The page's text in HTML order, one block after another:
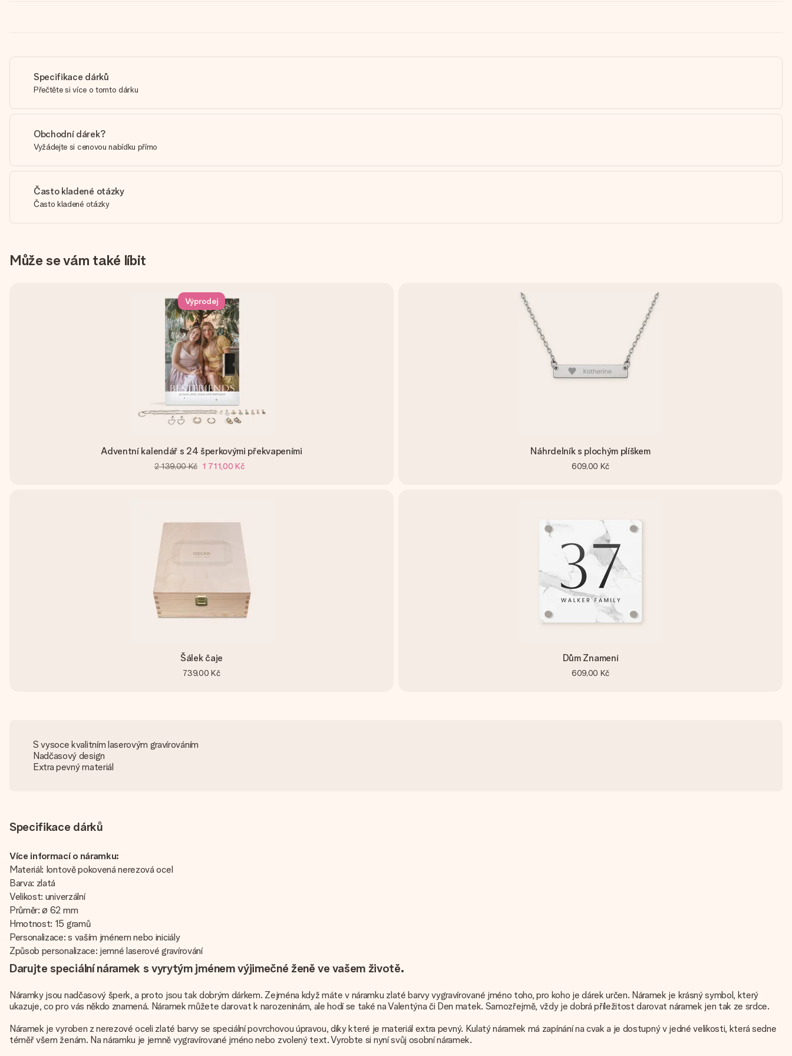
Specifikace dárků
Přečtěte si více o tomto dárku
Obchodní dárek?
Vyžádejte si cenovou nabídku přímo
Často kladené otázky
Často kladené otázky
Může se vám také líbit
Výprodej
Adventní kalendář s 24 šperkovými překvapeními
2 139,00 Kč 1 711,00 Kč
Náhrdelník s plochým plíškem
609,00 Kč
Šálek čaje
739,00 Kč
Dům Znamení
609,00 Kč
S vysoce kvalitním laserovým gravírováním
Nadčasový design
Extra pevný materiál
Specifikace dárků
Více informací o náramku:
Materiál: Iontově pokovená nerezová ocel
Barva: zlatá
Velikost: univerzální
Průměr: ø 62 mm
Hmotnost: 15 gramů
Personalizace: s vaším jménem nebo iniciály
Způsob personalizace: jemné laserové gravírování
Darujte speciální náramek s vyrytým jménem výjimečné ženě ve vašem životě.
Náramky jsou nadčasový šperk, a proto jsou tak dobrým dárkem. Zejména když máte v náramku zlaté barvy vygravírované jméno toho, pro koho je dárek určen. Náramek je krásný symbol, který
ukazuje, co pro vás někdo znamená. Náramek můžete darovat k narozeninám, ale hodí se také na Valentýna či Den matek. Samozřejmě, vždy je dobrá příležitost darovat náramek jen tak ze srdce.
Náramek je vyroben z nerezové oceli zlaté barvy se speciální povrchovou úpravou, díky které je materiál extra pevný. Kulatý náramek má zapínání na cvak a je dostupný v jedné velikosti, která sedne
téměř všem ženám. Na náramku je jemně vygravírované jméno nebo zvolený text. Vyrobte si nyní svůj osobní náramek.